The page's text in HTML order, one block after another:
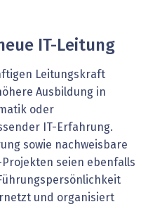
IT-Leitung
Leitungskraft
Ausbildung in
oder
IT-Erfahrung.
sowie nachweisbare
seien ebenfalls
und organisiert